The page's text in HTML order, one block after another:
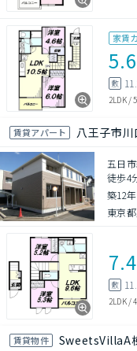
家賃
5.6
敷
2LDK/
賃貸アパート 八王子市
五日
徒歩4
築12年
東京
7.4
敷
2LDK/
賃貸物件 SweetsVillaA